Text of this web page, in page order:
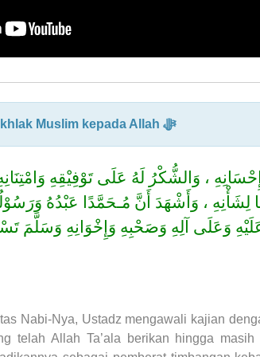
#1 Akhlak Muslim kepada Allah ﷻ
، وَالشُّكْرُ لَهُ عَلَى تَوْفِيْقِهِ
لِشَأْنِهِ ، وَأَشْهَدَ أَنَّ مُـحَمَّدًا عَبْدُهُ
وَعَلَى آلِهِ وَصَحْبِهِ وَإِخْوَانِهِ وَسَلَّمَ
Nabi-Nya, Ustadz mengawali kajian
telah Allah Ta’ala berikan hingga masih